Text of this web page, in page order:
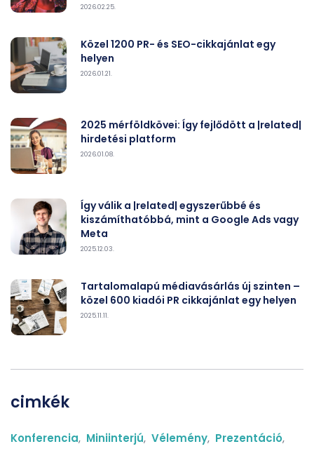
2026.02.25.
Közel 1200 PR- és SEO-cikkajánlat egy
helyen
2026.01.21.
2025 mérföldkövei: Így fejlődött a |related|
hirdetési platform
2026.01.08.
Így válik a |related| egyszerűbbé és
kiszámíthatóbbá, mint a Google Ads vagy
Meta
2025.12.03.
Tartalomalapú médiavásárlás új szinten –
közel 600 kiadói PR cikkajánlat egy helyen
2025.11.11.
cimkék
Konferencia, Miniinterjú, Vélemény, Prezentáció,